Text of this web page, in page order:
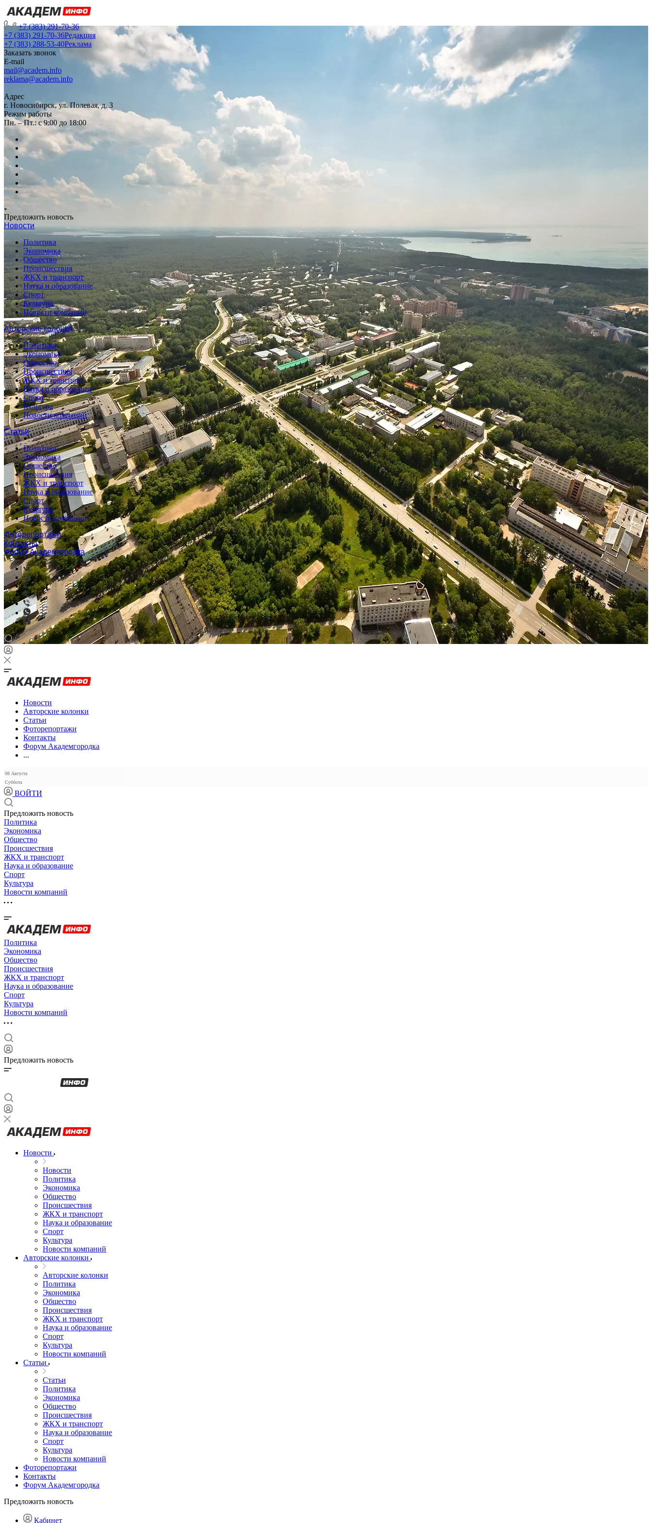
+7 (383) 291-70-36
+7 (383) 291-70-36Редакция
+7 (383) 288-53-40Реклама
Заказать звонок
E-mail
mail@academ.info
reklama@academ.info
Адрес
г. Новосибирск, ул. Полевая, д. 3
Режим работы
Пн. – Пт.: с 9:00 до 18:00
Предложить новость
Новости
Политика
Экономика
Общество
Происшествия
ЖКХ и транспорт
Наука и образование
Спорт
Культура
Новости компаний
Авторские колонки
Политика
Экономика
Общество
Происшествия
ЖКХ и транспорт
Наука и образование
Спорт
Культура
Новости компаний
Статьи
Политика
Экономика
Общество
Происшествия
ЖКХ и транспорт
Наука и образование
Спорт
Культура
Новости компаний
Фоторепортажи
Контакты
Форум Академгородка
Новости
Авторские колонки
Статьи
Фоторепортажи
Контакты
Форум Академгородка
...
08 Августа
Суббота
ВОЙТИ
Предложить новость
Политика
Экономика
Общество
Происшествия
ЖКХ и транспорт
Наука и образование
Спорт
Культура
Новости компаний
Политика
Экономика
Общество
Происшествия
ЖКХ и транспорт
Наука и образование
Спорт
Культура
Новости компаний
Предложить новость
Новости
Новости
Политика
Экономика
Общество
Происшествия
ЖКХ и транспорт
Наука и образование
Спорт
Культура
Новости компаний
Авторские колонки
Авторские колонки
Политика
Экономика
Общество
Происшествия
ЖКХ и транспорт
Наука и образование
Спорт
Культура
Новости компаний
Статьи
Статьи
Политика
Экономика
Общество
Происшествия
ЖКХ и транспорт
Наука и образование
Спорт
Культура
Новости компаний
Фоторепортажи
Контакты
Форум Академгородка
Предложить новость
Кабинет